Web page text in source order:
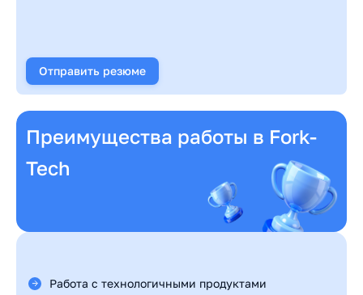
Отправить резюме
Преимущества работы в Fork-
Tech
Работа с технологичными продуктами